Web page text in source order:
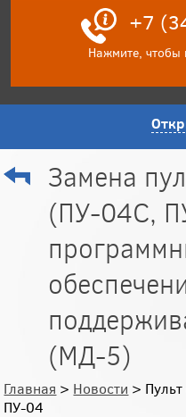
+7
Нажмите, чтобы
Замена
(ПУ-04С,
(МД-5)
Главная > Новости >
ПУ-04